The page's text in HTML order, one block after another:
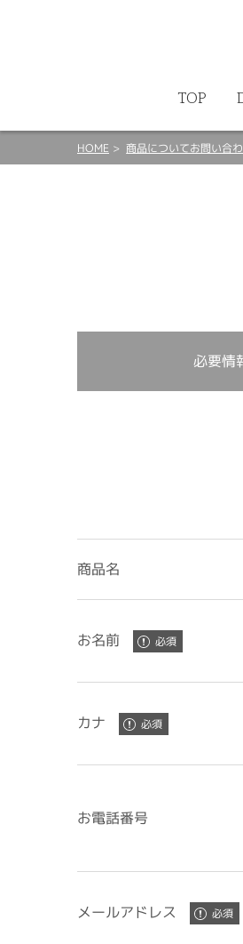
TOP
HOME 商品についてお問い合
必要情
商品名
お名前
カナ
お電話番号
メールアドレス